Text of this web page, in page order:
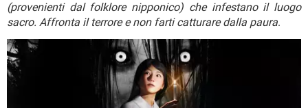
(provenienti dal folklore nipponico) che infestano il luogo
sacro. Affronta il terrore e non farti catturare dalla paura.